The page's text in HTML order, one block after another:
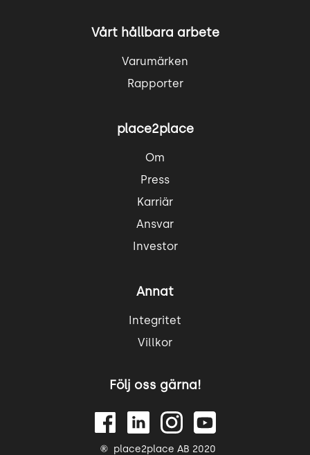
Vårt hållbara arbete
Varumärken
Rapporter
place2place
Om
Press
Karriär
Ansvar
Investor
Annat
Integritet
Villkor
Följ oss gärna!
place2place AB 2020